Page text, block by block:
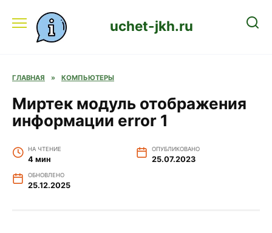
содержанию
uchet-jkh.ru
ГЛАВНАЯ » КОМПЬЮТЕРЫ
Миртек модуль отображения
информации error 1
НА ЧТЕНИЕ
4 мин
ОПУБЛИКОВАНО
25.07.2023
ОБНОВЛЕНО
25.12.2025